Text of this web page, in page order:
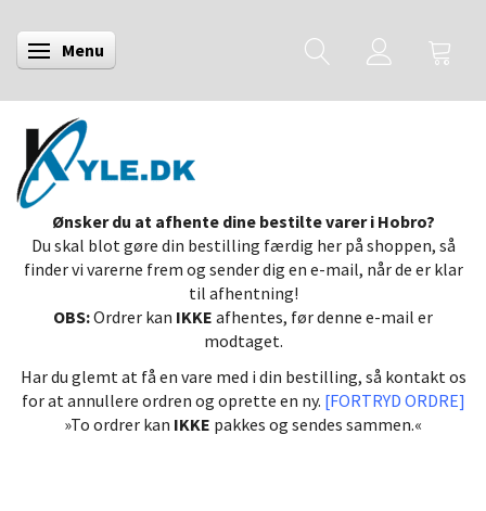
Skifte navigation
Menu
Ønsker du at afhente dine bestilte varer i Hobro?
Du skal blot gøre din bestilling færdig her på shoppen, så
finder vi varerne frem og sender dig en e-mail, når de er klar
til afhentning!
OBS:Ordrer kan IKKE afhentes, før denne e-mail er
modtaget.
Har du glemt at få en vare med i din bestilling, så kontakt os
for at annullere ordren og oprette en ny. [FORTRYD ORDRE]
»To ordrer kan IKKE pakkes og sendes sammen.«